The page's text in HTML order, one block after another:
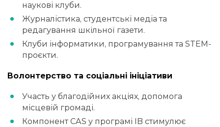
наукові клуби.
Журналістика, студентські медіа та
редагування шкільної газети.
Клуби інформатики, програмування та STEM-
проєкти.
Волонтерство та соціальні ініціативи
Участь у благодійних акціях, допомога
місцевій громаді.
Компонент CAS у програмі IB стимулює